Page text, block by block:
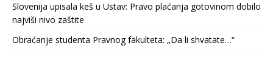
Slovenija upisala keš u Ustav: Pravo plaćanja gotovinom dobilo
najviši nivo zaštite
Obraćanje studenta Pravnog fakulteta: „Da li shvatate…“